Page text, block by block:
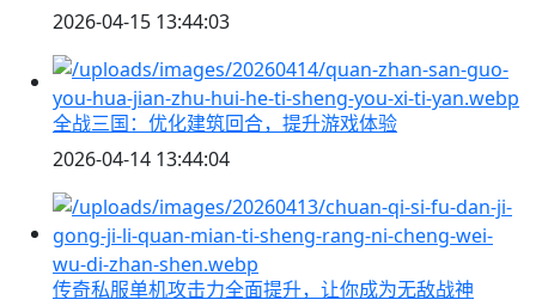
2026-04-15 13:44:03
全战三国：优化建筑回合，提升游戏体验
2026-04-14 13:44:04
传奇私服单机攻击力全面提升，让你成为无敌战神